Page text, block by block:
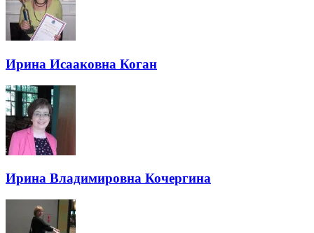
Ирина Исааковна Коган
Ирина Владимировна Кочергина